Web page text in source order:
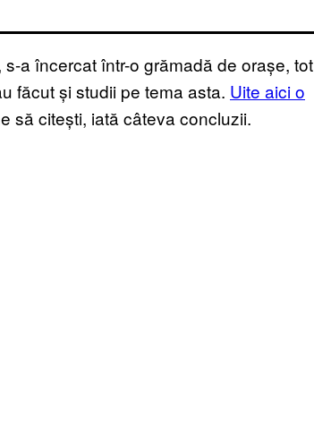
a încercat într-o grămadă de orașe, tot
făcut și studii pe tema asta. Uite aici o
să citești, iată câteva concluzii.